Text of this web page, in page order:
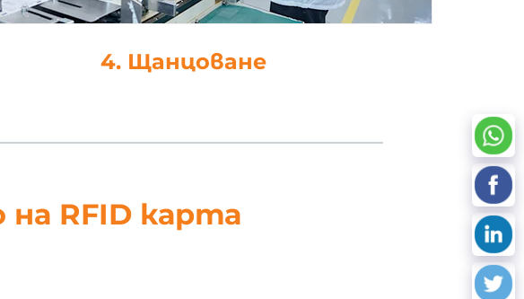
5. Обработка на данни
RFID карта